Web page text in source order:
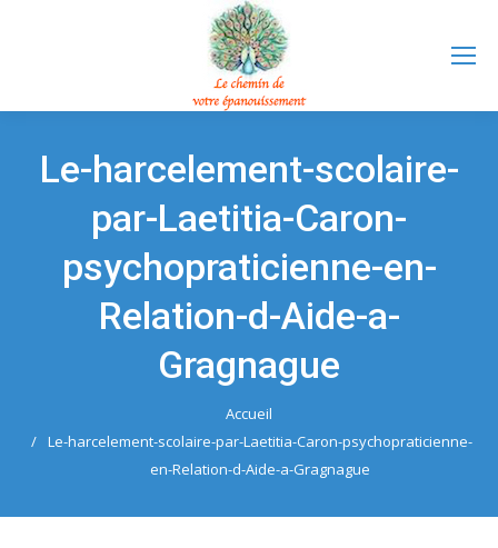
Le-harcelement-scolaire-
par-Laetitia-Caron-
psychopraticienne-en-
Relation-d-Aide-a-
Gragnague
Accueil
Le-harcelement-scolaire-par-Laetitia-Caron-psychopraticienne-
en-Relation-d-Aide-a-Gragnague